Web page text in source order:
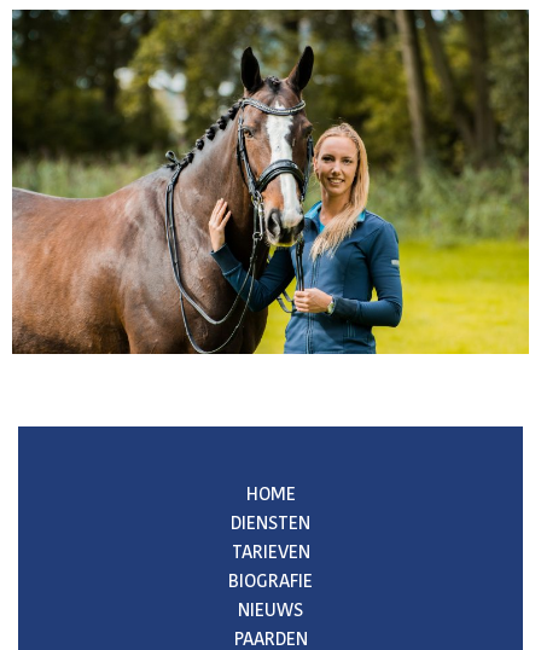
HOME
DIENSTEN
TARIEVEN
BIOGRAFIE
NIEUWS
PAARDEN